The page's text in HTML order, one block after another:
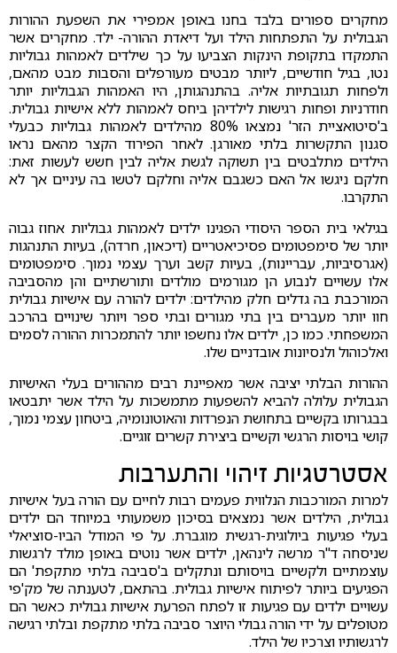
מחקרים ספורים בלבד בחנו באופן אמפירי את השפעת ההורות
הגבולית על התפתחות הילד ועל דיאדת ההורה- ילד. מחקרים אשר
התמקדו בתקופת הינקות הצביעו על כך שילדים לאמהות גבוליות
נטו, בגיל חודשיים, ליותר מבטים מעורפלים והסבות מבט מהאם,
ולפחות תגובתיות אליה. בהתנהגותן, היו האמהות הגבוליות יותר
חודרניות ופחות רגישות לילדיהן ביחס לאמהות ללא אישיות גבולית.
ב'סיטואציית הזר' נמצאו 80% מהילדים לאמהות גבוליות כבעלי
סגנון התקשרות בלתי מאורגן. לאחר הפירוד הקצר מהאם נראו
הילדים מתלבטים בין תשוקה לגשת אליה לבין חשש לעשות זאת:
חלקם ניגשו אל האם כשגבם אליה וחלקם לטשו בה עיניים אך לא
התקרבו.
בגילאי בית הספר היסודי הפגינו ילדים לאמהות גבוליות אחוז גבוה
יותר של סימפטומים פסיכיאטריים (דיכאון, חרדה), בעיות התנהגות
(אגרסיביות, עבריינות), בעיות קשב וערך עצמי נמוך. סימפטומים
אלו עשויים לנבוע הן מגורמים מולדים ותורשתיים והן מהסביבה
המורכבת בה גדלים חלק מהילדים: ילדים להורה עם אישיות גבולית
חוו יותר מעברים בין בתי מגורים ובתי ספר ויותר שינויים בהרכב
המשפחתי. כמו כן, ילדים אלו נחשפו יותר להתמכרות ההורה לסמים
ואלכוהול ולנסיונות אובדניים שלו.
ההורות הבלתי יציבה אשר מאפיינת רבים מההורים בעלי האישיות
הגבולית עלולה להביא להשפעות מתמשכות על הילד אשר יתבטאו
בבגרותו בקשיים בתחושת הנפרדות והאוטונומיה, ביטחון עצמי נמוך,
קושי בויסות הרגשי וקשיים ביצירת קשרים זוגיים.
אסטרטגיות זיהוי והתערבות
למרות המורכבות הנלווית פעמים רבות לחיים עם הורה בעל אישיות
גבולית, הילדים אשר נמצאים בסיכון משמעותי במיוחד הם ילדים
בעלי פגיעות ביולוגית-רגשית מוגברת. על פי המודל הביו-סוציאלי
שניסחה ד"ר מרשה לינהאן, ילדים אשר נוטים באופן מולד לרגשות
עוצמתיים ולקשיים בויסותם ונתקלים ב'סביבה בלתי מתקפת' הם
הפגיעים ביותר לפיתוח אישיות גבולית. בהתאם, לטענתה של מק'פי
עשויים ילדים עם פגיעות זו לפתח הפרעת אישיות גבולית כאשר הם
מטופלים על ידי הורה גבולי היוצר סביבה בלתי מתקפת ובלתי רגישה
לרגשותיו וצרכיו של הילד.